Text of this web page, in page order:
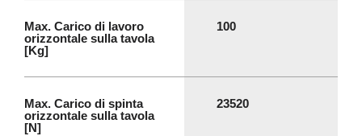
Max. Carico di lavoro
orizzontale sulla tavola
[Kg]
100
Max. Carico di spinta
orizzontale sulla tavola
[N]
23520